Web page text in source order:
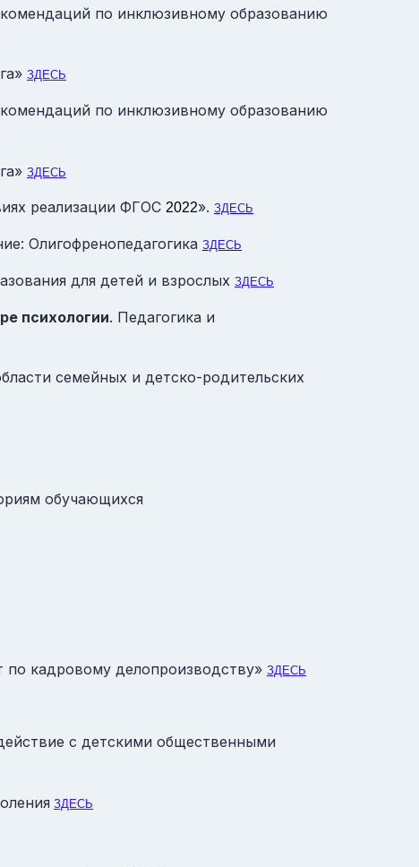
по инклюзивному образованию
ЗДЕСЬ
по инклюзивному образованию
ЗДЕСЬ
реализации ФГОС 2022». ЗДЕСЬ
Олигофренопедагогика ЗДЕСЬ
для детей и взрослых ЗДЕСЬ
психологии. Педагогика и
семейных и детско-родительских
обучающихся
кадровому делопроизводству» ЗДЕСЬ
с детскими общественными
ЗДЕСЬ